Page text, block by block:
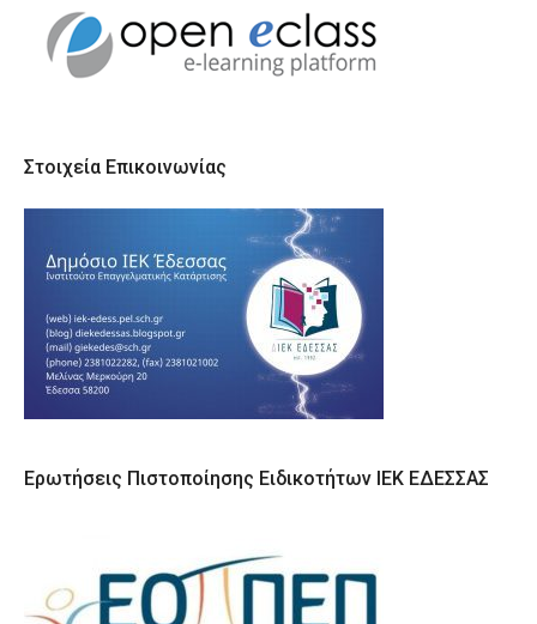
Στοιχεία Επικοινωνίας
Ερωτήσεις Πιστοποίησης Ειδικοτήτων ΙΕΚ ΕΔΕΣΣΑΣ